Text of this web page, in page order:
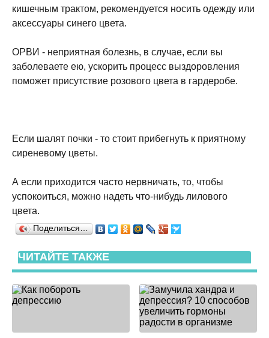
кишечным трактом, рекомендуется носить одежду или
аксессуары синего цвета.
ОРВИ - неприятная болезнь, в случае, если вы
заболеваете ею, ускорить процесс выздоровления
поможет присутствие розового цвета в гардеробе.
Если шалят почки - то стоит прибегнуть к приятному
сиреневому цветы.
А если приходится часто нервничать, то, чтобы
успокоиться, можно надеть что-нибудь лилового
цвета.
Поделиться…
ЧИТАЙТЕ ТАКЖЕ